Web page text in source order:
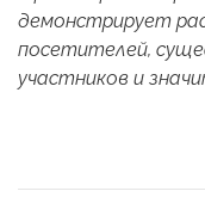
демонстрирует
посетителей,
участников и